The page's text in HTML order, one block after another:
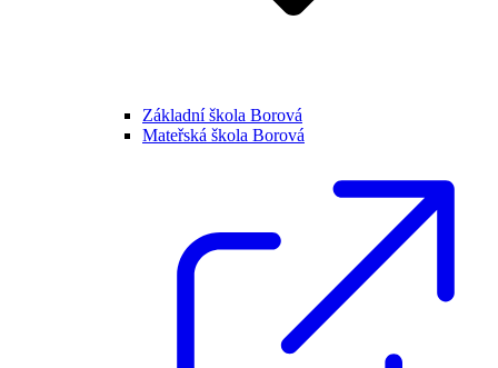
Základní škola Borová
Mateřská škola Borová